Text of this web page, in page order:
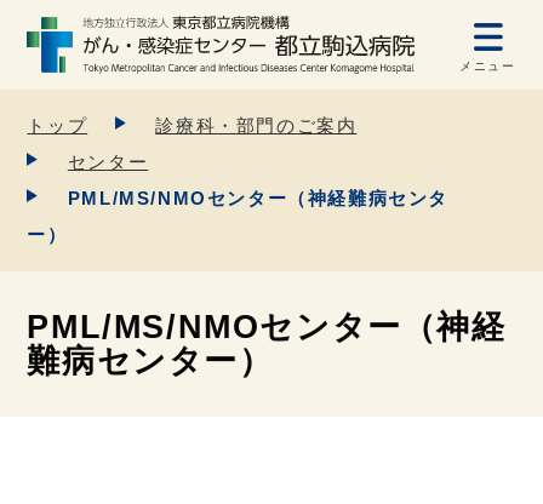
メニュー
トップ
診療科・部門のご案内
センター
PML/MS/NMOセンター（神経難病センタ
ー）
PML/MS/NMOセンター（神経
難病センター）